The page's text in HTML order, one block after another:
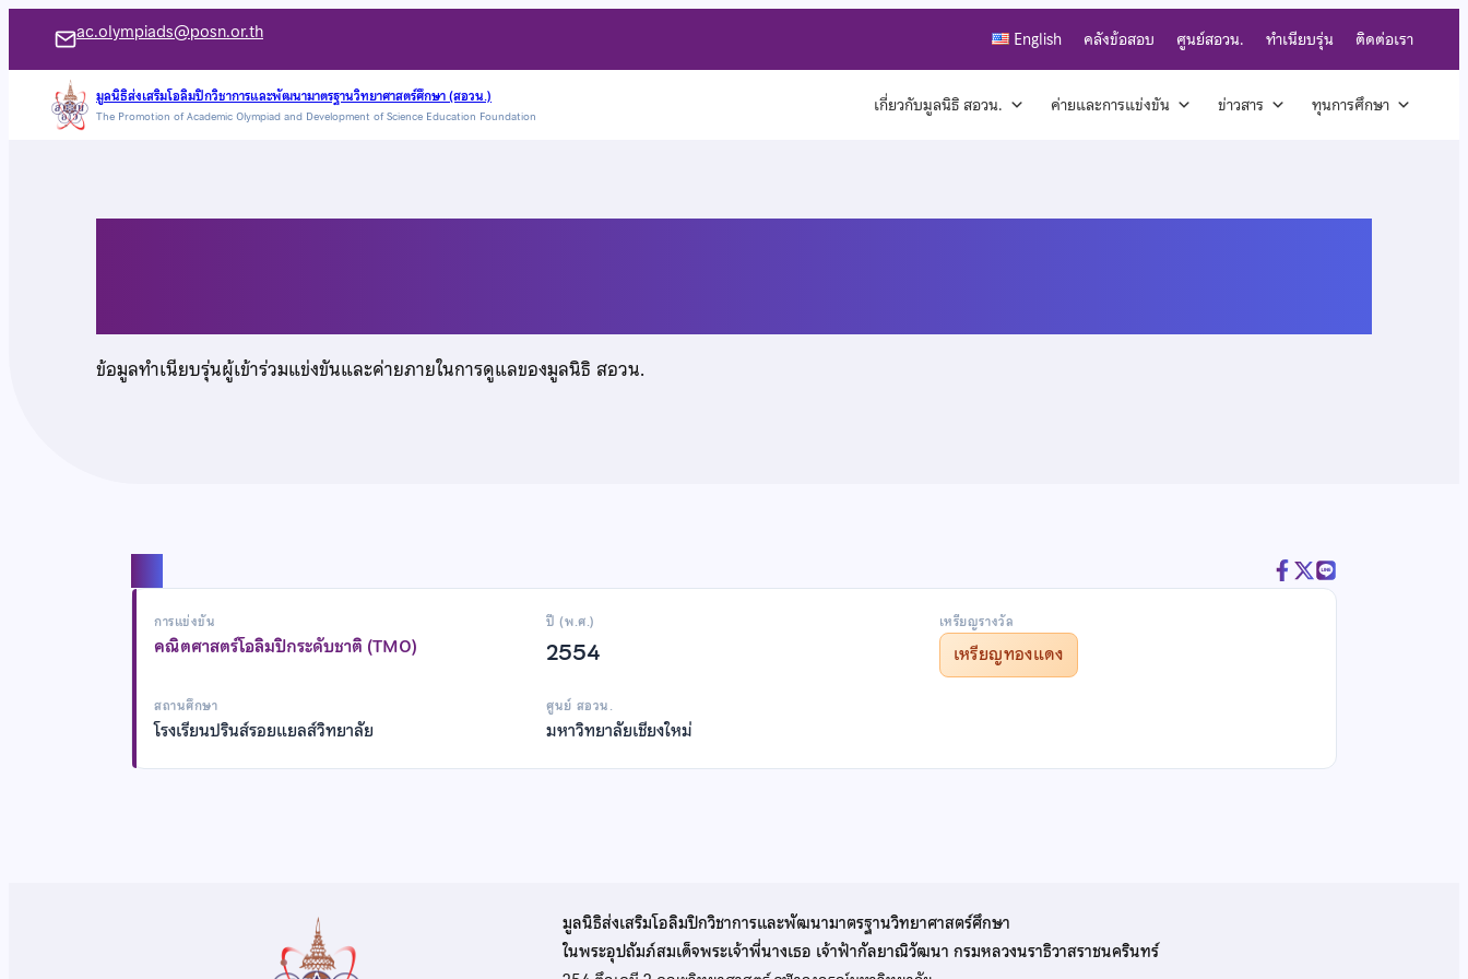
เนื้อหา
ac.olympiads@posn.or.th English คลังข้อสอบ ศูนย์สอวน. ทำเนียบรุ่น ติดต่อเรา
มูลนิธิส่งเสริมโอลิมปิกวิชาการและพัฒนามาตรฐานวิทยาศาสตร์ศึกษา (สอวน.)
The Promotion of Academic Olympiad and Development of Science Education Foundation เกี่ยวกับมูลนิธิ สอวน. ค่ายและการแข่งขัน ข่าวสาร ทุนการศึกษา
ข้อมูลทำเนียบรุ่นผู้เข้าร่วมแข่งขันและค่ายภายในการดูแลของมูลนิธิ สอวน.
การแข่งขัน
คณิตศาสตร์โอลิมปิกระดับชาติ (TMO)
ปี (พ.ศ.)
2554
เหรียญรางวัล
เหรียญทองแดง
สถานศึกษา
โรงเรียนปรินส์รอยแยลส์วิทยาลัย
ศูนย์ สอวน.
มหาวิทยาลัยเชียงใหม่
มูลนิธิส่งเสริมโอลิมปิกวิชาการและพัฒนามาตรฐานวิทยาศาสตร์ศึกษา
ในพระอุปถัมภ์สมเด็จพระเจ้าพี่นางเธอ เจ้าฟ้ากัลยาณิวัฒนา กรมหลวงนราธิวาสราชนครินทร์